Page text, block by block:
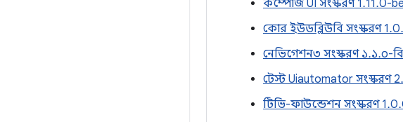
কম্পোজ UI সংস্করণ 1.11.0-
কোর ইউডব্লিউবি সংস্করণ
নেভিগেশন৩ সংস্করণ ১.১.০-
টেস্ট Uiautomator সংস্করণ
টিভি-ফাউন্ডেশন সংস্করণ